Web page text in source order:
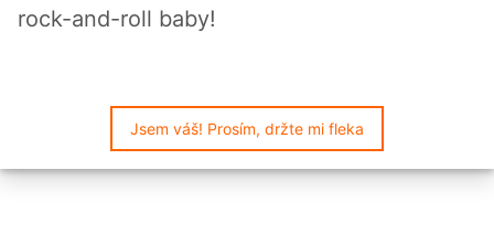
rock-and-roll baby!
Jsem váš! Prosím, držte mi fleka